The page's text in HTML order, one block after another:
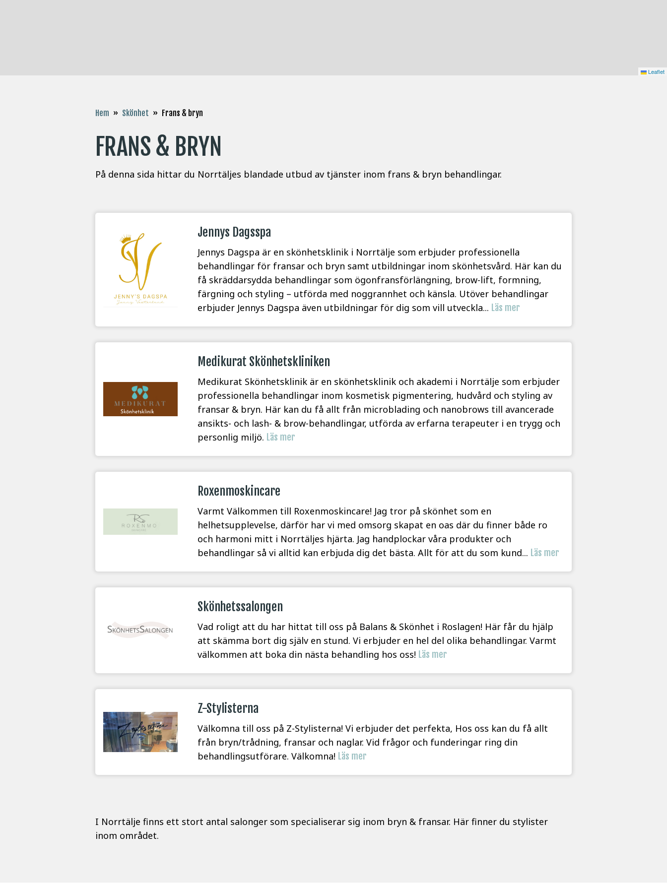
Leaflet
Hem » Skönhet » Frans & bryn
FRANS & BRYN
På denna sida hittar du Norrtäljes blandade utbud av tjänster inom frans & bryn behandlingar.
Jennys Dagsspa
Jennys Dagspa är en skönhetsklinik i Norrtälje som erbjuder professionella
behandlingar för fransar och bryn samt utbildningar inom skönhetsvård. Här kan du
få skräddarsydda behandlingar som ögonfransförlängning, brow-lift, formning,
färgning och styling – utförda med noggrannhet och känsla. Utöver behandlingar
erbjuder Jennys Dagspa även utbildningar för dig som vill utveckla... Läs mer
Medikurat Skönhetskliniken
Medikurat Skönhetsklinik är en skönhetsklinik och akademi i Norrtälje som erbjuder
professionella behandlingar inom kosmetisk pigmentering, hudvård och styling av
fransar & bryn. Här kan du få allt från microblading och nanobrows till avancerade
ansikts- och lash- & brow-behandlingar, utförda av erfarna terapeuter i en trygg och
personlig miljö. Läs mer
Roxenmoskincare
Varmt Välkommen till Roxenmoskincare! Jag tror på skönhet som en
helhetsupplevelse, därför har vi med omsorg skapat en oas där du finner både ro
och harmoni mitt i Norrtäljes hjärta. Jag handplockar våra produkter och
behandlingar så vi alltid kan erbjuda dig det bästa. Allt för att du som kund... Läs mer
Skönhetssalongen
Vad roligt att du har hittat till oss på Balans & Skönhet i Roslagen! Här får du hjälp
att skämma bort dig själv en stund. Vi erbjuder en hel del olika behandlingar. Varmt
välkommen att boka din nästa behandling hos oss! Läs mer
Z-Stylisterna
Välkomna till oss på Z-Stylisterna! Vi erbjuder det perfekta, Hos oss kan du få allt
från bryn/trådning, fransar och naglar. Vid frågor och funderingar ring din
behandlingsutförare. Välkomna! Läs mer
I Norrtälje finns ett stort antal salonger som specialiserar sig inom bryn & fransar. Här finner du stylister
inom området.